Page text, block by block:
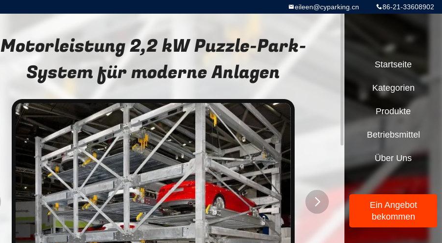
86-21-33608902
eileen@cyparking.cn
Motorleistung 2,2 kW Puzzle-Park-
System für moderne Anlagen
button
Startseite
Kategorien
Produkte
Betriebsmittel
Über Uns
Ein Angebot
bekommen